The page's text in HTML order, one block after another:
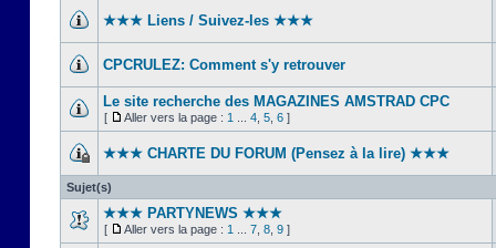
★★★ Liens / Suivez-les ★★★
CPCRULEZ: Comment s'y retrouver‎
Le site recherche des MAGAZINES AMSTRAD CPC
[ Aller vers la page : 1 4 5 6 ]
★★★ CHARTE DU FORUM (Pensez à la lire) ★★★
Sujet(s)
★★★ PARTYNEWS ★★★
[ Aller vers la page : 1 7 8 9 ]